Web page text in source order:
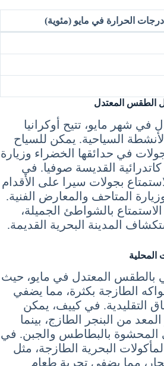
درجات الحرارة في مايو (مئوية)
الطقس المعتدل
شهر مايو، تتيح أوكرانيا
السياحية. يمكن للسياح
في حدائقها الخضراء وزيارة
كاتدرائية القديسة صوفيا. في
بجولات سيرا على الأقدام
المتاحف والمعارض الفنية.
بالشواطئ الجميلة،
المدينة البحرية القديمة.
المحلية
بالطقس المعتدل في مايو، حيث
الطازجة بكثرة، مما يضفي
التقليدية. في كييف، يمكن
من البنجر الطازج، بينما
المحشوة بالبطاطس والجبن. في
البحرية الطازجة، مثل
مما يضفي تجربة طعام